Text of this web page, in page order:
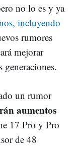
no lo es y ya
incluyendo
rumores
mejorar
generaciones.
un rumor
aumentos
17 Pro y Pro
de 48